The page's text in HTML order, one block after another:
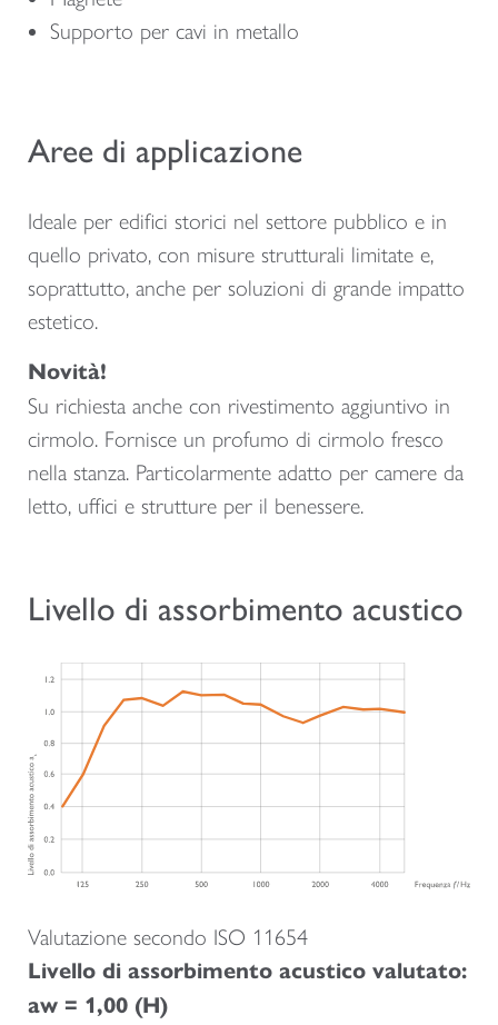
Supporto per cavi in metallo
Aree di applicazione
Ideale per edifici storici nel settore pubblico e in
quello privato, con misure strutturali limitate e,
soprattutto, anche per soluzioni di grande impatto
estetico.
Novità!
Su richiesta anche con rivestimento aggiuntivo in
cirmolo. Fornisce un profumo di cirmolo fresco
nella stanza. Particolarmente adatto per camere da
letto, uffici e strutture per il benessere.
Livello di assorbimento acustico
Valutazione secondo ISO 11654
Livello di assorbimento acustico valutato:
aw = 1,00 (H)